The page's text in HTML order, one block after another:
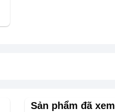
Sản phẩm đã xem